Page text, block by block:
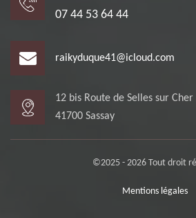
07 44 53 64 44
raikyduque41@icloud.com
12 bis Route de Selles sur Cher
41700 Sassay
©2025 - 2026 Tout droit
Mentions légales